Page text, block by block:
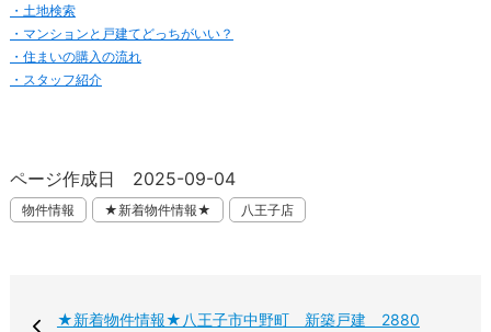
・土地検索
・マンションと戸建てどっちがいい？
・住まいの購入の流れ
・スタッフ紹介
ページ作成日 2025-09-04
物件情報 ★新着物件情報★ 八王子店
★新着物件情報★八王子市中野町 新築戸建 2880